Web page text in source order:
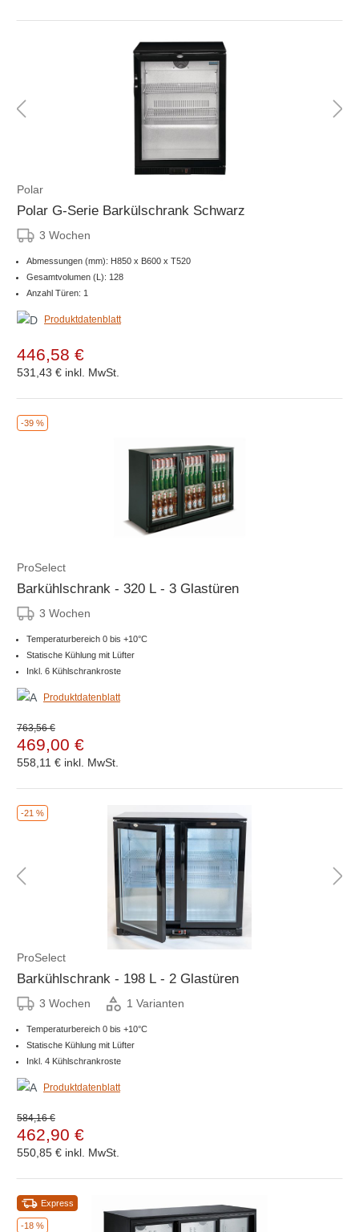
Polar
Polar G-Serie Barkülschrank Schwarz
3 Wochen
Abmessungen (mm): H850 x B600 x T520
Gesamtvolumen (L): 128
Anzahl Türen: 1
Produktdatenblatt
446,58 €
531,43 € inkl. MwSt.
-39 %
ProSelect
Barkühlschrank - 320 L - 3 Glastüren
3 Wochen
Temperaturbereich 0 bis +10°C
Statische Kühlung mit Lüfter
Inkl. 6 Kühlschrankroste
Produktdatenblatt
763,56 €
469,00 €
558,11 € inkl. MwSt.
-21 %
ProSelect
Barkühlschrank - 198 L - 2 Glastüren
3 Wochen 1 Varianten
Temperaturbereich 0 bis +10°C
Statische Kühlung mit Lüfter
Inkl. 4 Kühlschrankroste
Produktdatenblatt
584,16 €
462,90 €
550,85 € inkl. MwSt.
-18 %
Express